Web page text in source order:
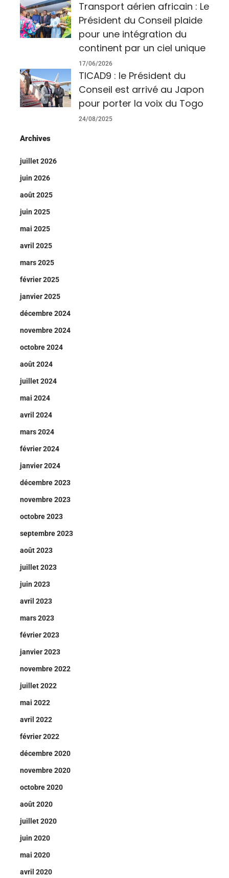
Transport aérien africain : Le
Président du Conseil plaide
pour une intégration du
continent par un ciel unique
17/06/2026
TICAD9 : le Président du
Conseil est arrivé au Japon
pour porter la voix du Togo
24/08/2025
Archives
juillet 2026
juin 2026
août 2025
juin 2025
mai 2025
avril 2025
mars 2025
février 2025
janvier 2025
décembre 2024
novembre 2024
octobre 2024
août 2024
juillet 2024
mai 2024
avril 2024
mars 2024
février 2024
janvier 2024
décembre 2023
novembre 2023
octobre 2023
septembre 2023
août 2023
juillet 2023
juin 2023
avril 2023
mars 2023
février 2023
janvier 2023
novembre 2022
juillet 2022
mai 2022
avril 2022
février 2022
décembre 2020
novembre 2020
octobre 2020
août 2020
juillet 2020
juin 2020
mai 2020
avril 2020